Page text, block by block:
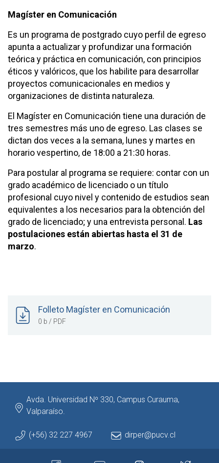
Magíster en Comunicación
Es un programa de postgrado cuyo perfil de egreso
apunta a actualizar y profundizar una formación
teórica y práctica en comunicación, con principios
éticos y valóricos, que los habilite para desarrollar
proyectos comunicacionales en medios y
organizaciones de distinta naturaleza.
El Magíster en Comunicación tiene una duración de
tres semestres más uno de egreso. Las clases se
dictan dos veces a la semana, lunes y martes en
horario vespertino, de 18:00 a 21:30 horas.
Para postular al programa se requiere: contar con un
grado académico de licenciado o un título
profesional cuyo nivel y contenido de estudios sean
equivalentes a los necesarios para la obtención del
grado de licenciado; y una entrevista personal. Las
postulaciones están abiertas hasta el 31 de
marzo.
Folleto Magíster en Comunicación
0 b / PDF
Avda. Universidad Nº 330, Campus Curauma,
Valparaíso.
(+56) 32 227 4967 dirper@pucv.cl